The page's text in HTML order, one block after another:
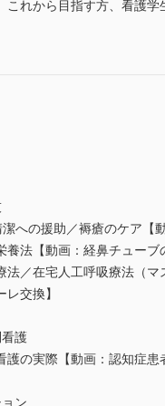
これから目指す方、看護
への援助／褥瘡のケア【
養法【動画：経鼻チュー
法／在宅人工呼吸療法（
交換】
護
の実際【動画：認知症患
ン